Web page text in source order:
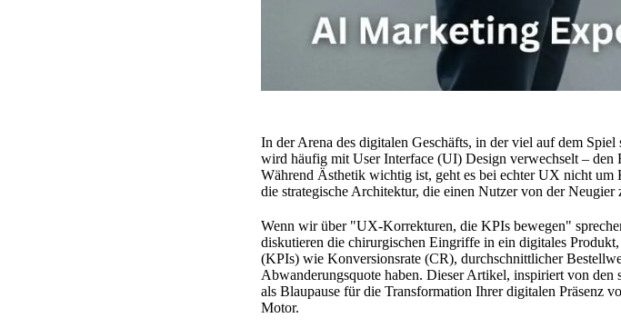
In der Arena des digitalen Geschäfts, in der viel auf dem
wird häufig mit User Interface (UI) Design verwechselt – den
Während Ästhetik wichtig ist, geht es bei echter UX nicht um
die strategische Architektur, die einen Nutzer von der
Wenn wir über "UX-Korrekturen, die KPIs bewegen"
diskutieren die chirurgischen Eingriffe in ein digitales
(KPIs) wie Konversionsrate (CR), durchschnittlicher
Abwanderungsquote haben. Dieser Artikel, inspiriert von
als Blaupause für die Transformation Ihrer digitalen Präsenz
Motor.